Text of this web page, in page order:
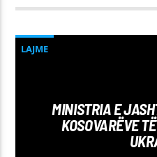
LAJME
MINISTRIA E
KOSOVARËVE